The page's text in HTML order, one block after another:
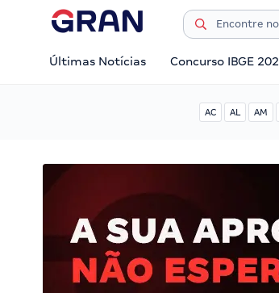
Últimas Notícias Concurso IBGE
AC AL AM